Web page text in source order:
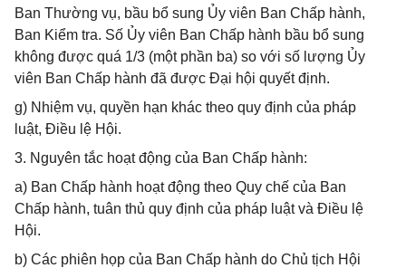
Ban Thường vụ, bầu bổ sung Ủy viên Ban Chấp hành,
Ban Kiểm tra. Số Ủy viên Ban Chấp hành bầu bổ sung
không được quá 1/3 (một phần ba) so với số lượng Ủy
viên Ban Chấp hành đã được Đại hội quyết định.
g) Nhiệm vụ, quyền hạn khác theo quy định của pháp
luật, Điều lệ Hội.
3. Nguyên tắc hoạt động của Ban Chấp hành:
a) Ban Chấp hành hoạt động theo Quy chế của Ban
Chấp hành, tuân thủ quy định của pháp luật và Điều lệ
Hội.
b) Các phiên họp của Ban Chấp hành do Chủ tịch Hội